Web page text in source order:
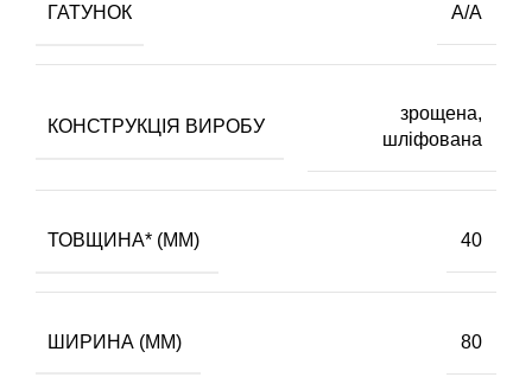
ГАТУНОК А/А
КОНСТРУКЦІЯ ВИРОБУ
зрощена,
шліфована
ТОВЩИНА* (ММ) 40
ШИРИНА (ММ) 80